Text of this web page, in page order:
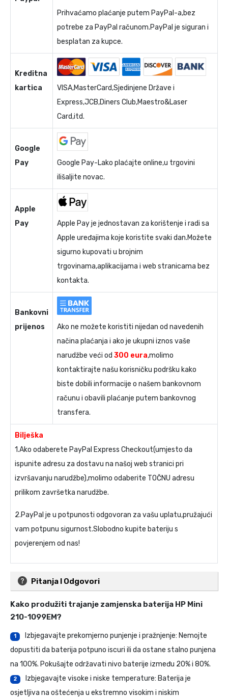
Prihvaćamo plaćanje putem PayPal-a,bez
potrebe za PayPal računom.PayPal je siguran i
besplatan za kupce.
Kreditna
kartica
VISA,MasterCard,Sjedinjene Države i
Express,JCB,Diners Club,Maestro&Laser
Card,itd.
Google
Pay
Google Pay-Lako plaćajte online,u trgovini
ilišaljite novac.
Apple
Pay
Apple Pay je jednostavan za korištenje i radi sa
Apple uređajima koje koristite svaki dan.Možete
sigurno kupovati u brojnim
trgovinama,aplikacijama i web stranicama bez
kontakta.
Bankovni
prijenos
Ako ne možete koristiti nijedan od navedenih
načina plaćanja i ako je ukupni iznos vaše
narudžbe veći od 300 eura,molimo
kontaktirajte našu korisničku podršku kako
biste dobili informacije o našem bankovnom
računu i obavili plaćanje putem bankovnog
transfera.
Bilješka
1.Ako odaberete PayPal Express Checkout(umjesto da
ispunite adresu za dostavu na našoj web stranici pri
izvršavanju narudžbe),molimo odaberite TOČNU adresu
prilikom završetka narudžbe.
2.PayPal je u potpunosti odgovoran za vašu uplatu,pružajući
vam potpunu sigurnost.Slobodno kupite bateriju s
povjerenjem od nas!
Pitanja I Odgovori
Kako produžiti trajanje zamjenska baterija HP Mini
210-1099EM?
1
Izbjegavajte prekomjerno punjenje i pražnjenje: Nemojte
dopustiti da baterija potpuno iscuri ili da ostane stalno punjena
na 100%. Pokušajte održavati nivo baterije između 20% i 80%.
2
Izbjegavajte visoke i niske temperature: Baterija je
osjetljiva na oštećenja u ekstremno visokim i niskim